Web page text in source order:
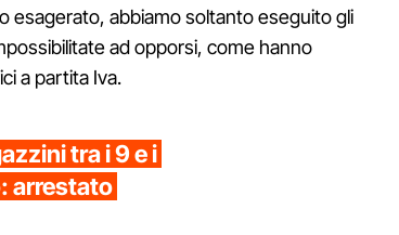
esagerato, abbiamo soltanto eseguito gli
ad opporsi, come hanno
a partita Iva.
tra i 9 e i
arrestato